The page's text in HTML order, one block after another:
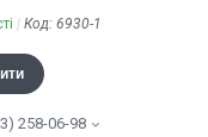
Код: 6930-1
258-06-98